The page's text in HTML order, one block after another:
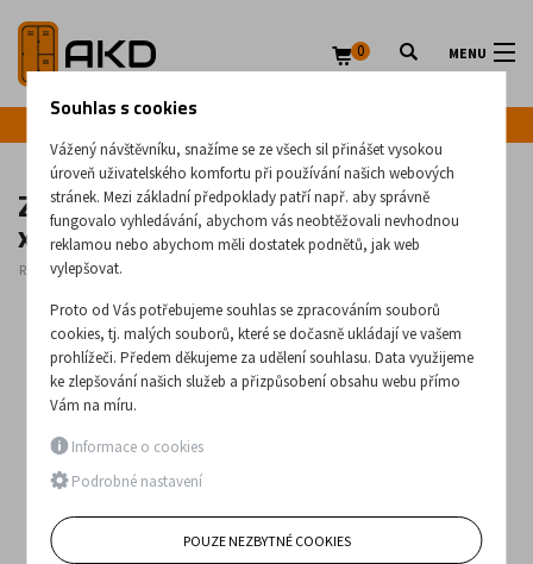
MENU
0
Základní paletový regál 4626 x 1100
x 1000
Rozměry: 4626 x
Souhlas s cookies
Vážený návštěvníku, snažíme se ze všech sil přinášet vysokou
úroveň uživatelského komfortu při používání našich webových
stránek. Mezi základní předpoklady patří např. aby správně
fungovalo vyhledávání, abychom vás neobtěžovali nevhodnou
reklamou nebo abychom měli dostatek podnětů, jak web
vylepšovat.
Proto od Vás potřebujeme souhlas se zpracováním souborů
cookies, tj. malých souborů, které se dočasně ukládají ve vašem
prohlížeči. Předem děkujeme za udělení souhlasu. Data využijeme
ke zlepšování našich služeb a přizpůsobení obsahu webu přímo
Vám na míru.
Informace o cookies
Podrobné nastavení
POUZE NEZBYTNÉ COOKIES